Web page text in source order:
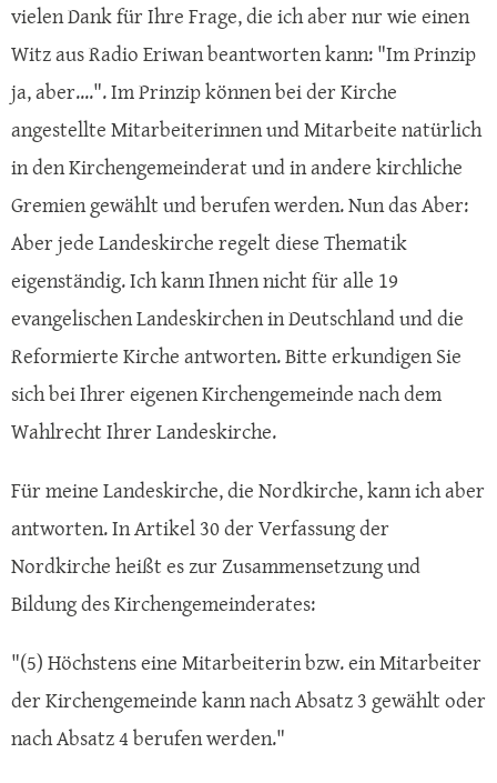
vielen Dank für Ihre Frage, die ich aber nur wie einen
Witz aus Radio Eriwan beantworten kann: "Im Prinzip
ja, aber....". Im Prinzip können bei der Kirche
angestellte Mitarbeiterinnen und Mitarbeite natürlich
in den Kirchengemeinderat und in andere kirchliche
Gremien gewählt und berufen werden. Nun das Aber:
Aber jede Landeskirche regelt diese Thematik
eigenständig. Ich kann Ihnen nicht für alle 19
evangelischen Landeskirchen in Deutschland und die
Reformierte Kirche antworten. Bitte erkundigen Sie
sich bei Ihrer eigenen Kirchengemeinde nach dem
Wahlrecht Ihrer Landeskirche.
Für meine Landeskirche, die Nordkirche, kann ich aber
antworten. In Artikel 30 der Verfassung der
Nordkirche heißt es zur Zusammensetzung und
Bildung des Kirchengemeinderates:
"(5) Höchstens eine Mitarbeiterin bzw. ein Mitarbeiter
der Kirchengemeinde kann nach Absatz 3 gewählt oder
nach Absatz 4 berufen werden."